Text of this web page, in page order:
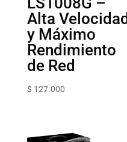
Alta Velocidad
y Máximo
Rendimiento
de Red
$ 127.000